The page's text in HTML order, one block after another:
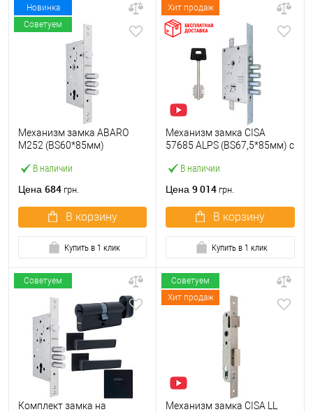
Новинка
Советуем
В наличии
Механизм замка ABARO
M252 (BS60*85мм)
Цена 684 грн.
В корзину
Купить в 1 клик
Хит продаж
В наличии
Механизм замка CISA
57685 ALPS (BS67,5*85мм) с
матовый
Цена 9 014 грн.
В корзину
Купить в 1 клик
Советуем
Комплект замка на
Советуем
Хит продаж
Механизм замка CISA LL